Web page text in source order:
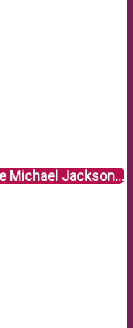
Michael Jackson…